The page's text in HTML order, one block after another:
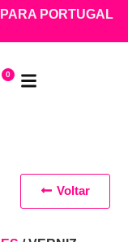
PORTUGAL
0
Voltar